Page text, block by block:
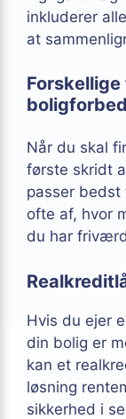
inkluderer
at
Når du skal
første skridt
passer
ofte af, hvor
du har
Hvis du ejer
din bolig er
kan et
løsning
sikkerhed i